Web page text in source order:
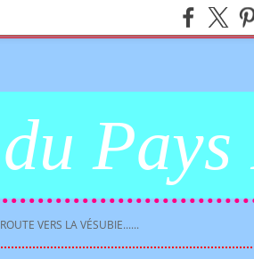
Pays
VERS LA VÉSUBIE......